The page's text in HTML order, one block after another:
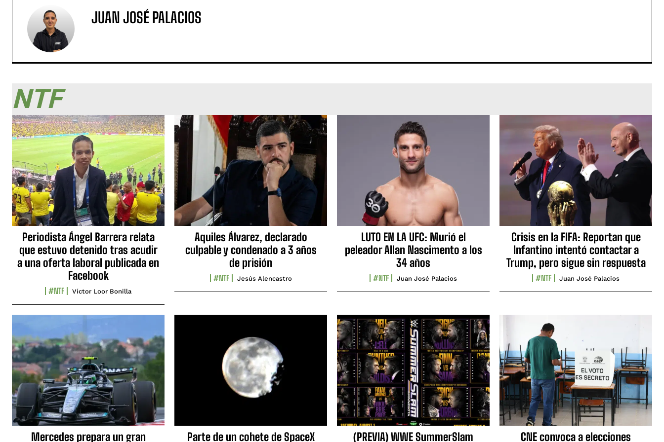
JUAN JOSÉ PALACIOS
NTF
Periodista Ángel Barrera relata
que estuvo detenido tras acudir
a una oferta laboral publicada en
Facebook
#NTF Víctor Loor Bonilla
Aquiles Álvarez, declarado
culpable y condenado a 3 años
de prisión
#NTF Jesús Alencastro
LUTO EN LA UFC: Murió el
peleador Allan Nascimento a los
34 años
#NTF Juan José Palacios
Crisis en la FIFA: Reportan que
Infantino intentó contactar a
Trump, pero sigue sin respuesta
#NTF Juan José Palacios
Mercedes prepara un gran Parte de un cohete de SpaceX (PREVIA) WWE SummerSlam CNE convoca a elecciones